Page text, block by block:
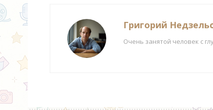
Григорий
Очень занятой человек с